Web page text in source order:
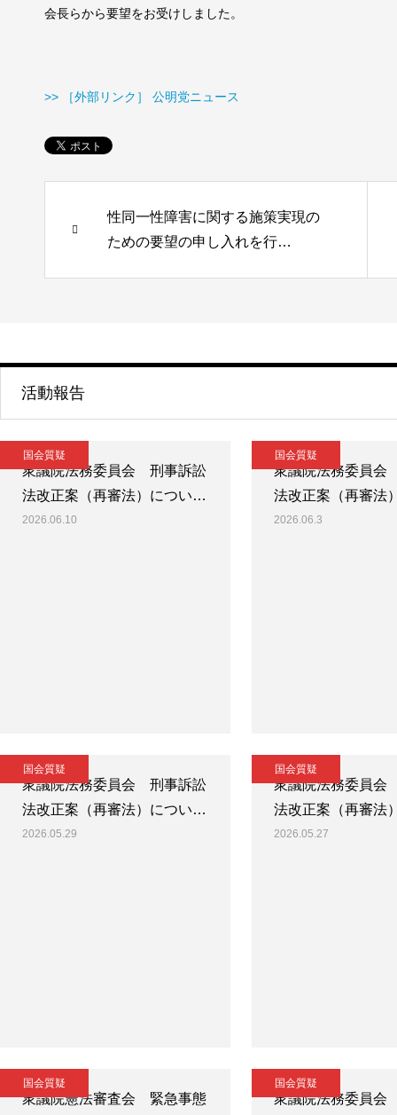
会長らから要望をお受けしました。
>> ［外部リンク］ 公明党ニュース
性同一性障害に関する施策実現の
ための要望の申し入れを行…
活動報告
国会質疑
衆議院法務委員会 刑事訴訟
法改正案（再審法）につい…
2026.06.10
国会質疑
衆議院法務委員
法改正案（再審法
2026.06.3
国会質疑
衆議院法務委員会 刑事訴訟
法改正案（再審法）につい…
2026.05.29
国会質疑
衆議院法務委員
法改正案（再審法
2026.05.27
国会質疑
衆議院憲法審査会 緊急事態
国会質疑
衆議院法務委員